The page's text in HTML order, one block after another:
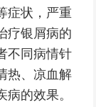
症状，严重
疗银屑病的
不同病情针
热、凉血解
的效果。